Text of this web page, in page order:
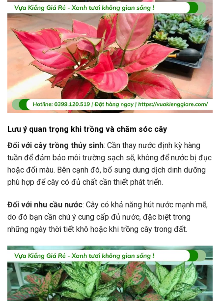
Lưu ý quan trọng khi trồng và chăm sóc cây
Đối với cây trồng thủy sinh: Cần thay nước định kỳ hàng
tuần để đảm bảo môi trường sạch sẽ, không để nước bị đục
hoặc đổi màu. Bên cạnh đó, bổ sung dung dịch dinh dưỡng
phù hợp để cây có đủ chất cần thiết phát triển.
Đối với nhu cầu nước: Cây có khả năng hút nước mạnh mẽ,
do đó bạn cần chú ý cung cấp đủ nước, đặc biệt trong
những ngày thời tiết khô hoặc khi trồng cây trong đất.